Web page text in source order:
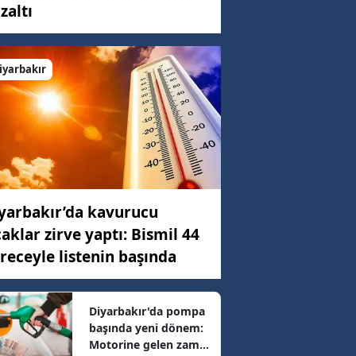
km/h
km/h
km/h
km/h
kavurucu
zirve yaptı: Bismil 44
listenin başında
Diyarbakır'da pompa
başında yeni dönem:
Motorine gelen zam